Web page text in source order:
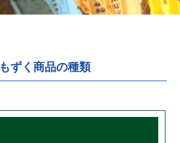
もずく商品の種類